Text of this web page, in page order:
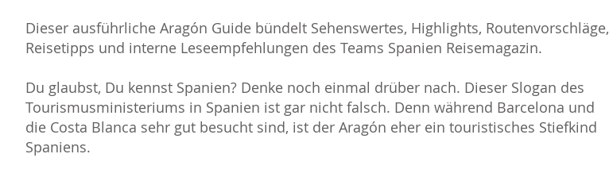
Dieser ausführliche Aragón Guide bündelt Sehenswertes, Highlights, Routenvorschläge,
Reisetipps und interne Leseempfehlungen des Teams Spanien Reisemagazin.
Du glaubst, Du kennst Spanien? Denke noch einmal drüber nach. Dieser Slogan des
Tourismusministeriums in Spanien ist gar nicht falsch. Denn während Barcelona und
die Costa Blanca sehr gut besucht sind, ist der Aragón eher ein touristisches Stiefkind
Spaniens.